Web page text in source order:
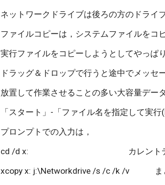
ネットワークドライブは後ろの方のドライ
ファイルコピーは，システムファイルをコ
実行ファイルをコピーしようとしてやっぱ
ドラッグ＆ドロップで行うと途中でメッセ
放置して作業させることの多い大容量デー
「スタート」-「ファイル名を指定して実
プロンプトでの入力は，
cd /d x:                                                   カレ
xcopy x: j:\Networkdrive /s /c /k /v